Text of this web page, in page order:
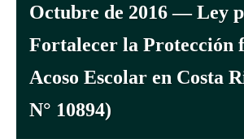
Octubre de 2016 — Ley
Fortalecer la Protección
Acoso Escolar en Costa
N° 10894)